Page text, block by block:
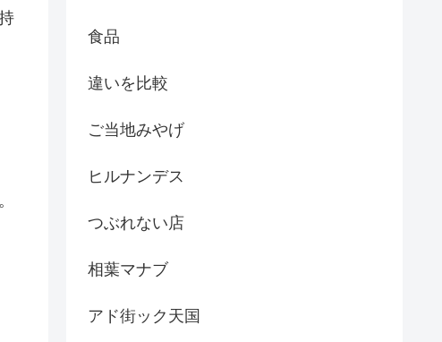
食品
違いを比較
ご当地みやげ
ヒルナンデス
つぶれない店
相葉マナブ
アド街ック天国